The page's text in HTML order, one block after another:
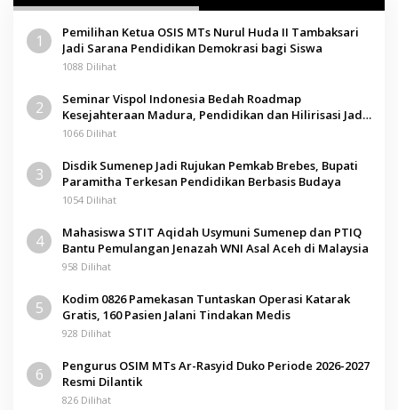
1
Pemilihan Ketua OSIS MTs Nurul Huda II Tambaksari
Jadi Sarana Pendidikan Demokrasi bagi Siswa
1088 Dilihat
2
Seminar Vispol Indonesia Bedah Roadmap
Kesejahteraan Madura, Pendidikan dan Hilirisasi Jadi
Kunci
1066 Dilihat
3
Disdik Sumenep Jadi Rujukan Pemkab Brebes, Bupati
Paramitha Terkesan Pendidikan Berbasis Budaya
1054 Dilihat
4
Mahasiswa STIT Aqidah Usymuni Sumenep dan PTIQ
Bantu Pemulangan Jenazah WNI Asal Aceh di Malaysia
958 Dilihat
5
Kodim 0826 Pamekasan Tuntaskan Operasi Katarak
Gratis, 160 Pasien Jalani Tindakan Medis
928 Dilihat
6
Pengurus OSIM MTs Ar-Rasyid Duko Periode 2026-2027
Resmi Dilantik
826 Dilihat